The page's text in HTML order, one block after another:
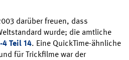
darüber freuen, dass
wurde; die amtliche
4 Teil 14. Eine QuickTime-ähnliche
für Trickfilme war der